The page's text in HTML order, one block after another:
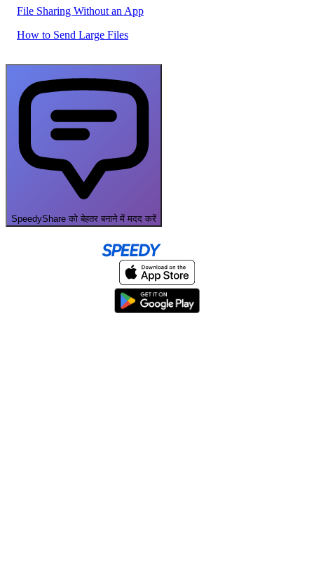
File Sharing Without an App
How to Send Large Files
SpeedyShare को बेहतर बनाने में मदद करें